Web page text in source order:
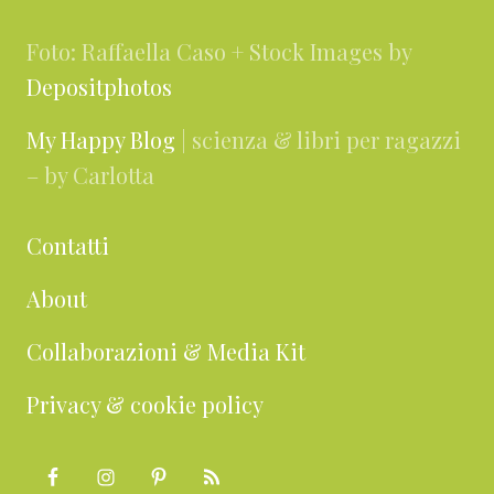
Foto: Raffaella Caso + Stock Images by
Depositphotos
My Happy Blog | scienza & libri per ragazzi
– by Carlotta
Contatti
About
Collaborazioni & Media Kit
Privacy & cookie policy